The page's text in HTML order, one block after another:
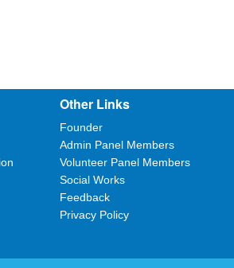
Other Links
Founder
Admin Panel Members
Volunteer Panel Members
Social Works
Feedback
Privacy Policy